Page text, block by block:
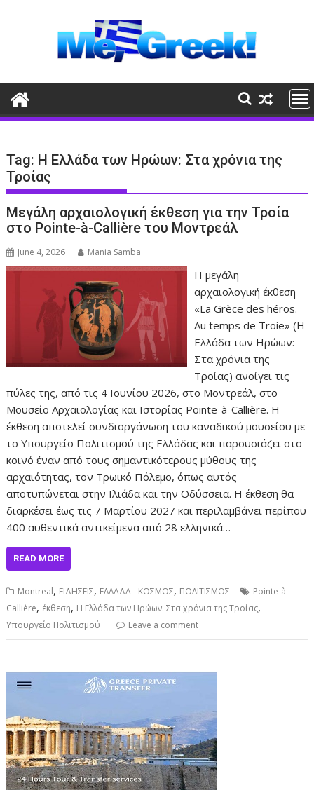
Tag: Η Ελλάδα των Ηρώων: Στα χρόνια της
Τροίας
Μεγάλη αρχαιολογική έκθεση για την Τροία
στο Pointe-à-Callière του Μοντρεάλ
June 4, 2026 Mania Samba
Η μεγάλη
αρχαιολογική έκθεση
«La Grèce des héros.
Au temps de Troie» (Η
Ελλάδα των Ηρώων:
Στα χρόνια της
Τροίας) ανοίγει τις
πύλες της, από τις 4 Ιουνίου 2026, στο Μοντρεάλ, στο
Μουσείο Αρχαιολογίας και Ιστορίας Pointe-à-Callière. Η
έκθεση αποτελεί συνδιοργάνωση του καναδικού μουσείου με
το Υπουργείο Πολιτισμού της Ελλάδας και παρουσιάζει στο
κοινό έναν από τους σημαντικότερους μύθους της
αρχαιότητας, τον Τρωικό Πόλεμο, όπως αυτός
αποτυπώνεται στην Ιλιάδα και την Οδύσσεια. Η έκθεση θα
διαρκέσει έως τις 7 Μαρτίου 2027 και περιλαμβάνει περίπου
400 αυθεντικά αντικείμενα από 28 ελληνικά…
READ MORE
Montreal, ΕΙΔΗΣΕΙΣ, ΕΛΛΑΔΑ - ΚΟΣΜΟΣ, ΠΟΛΙΤΙΣΜΟΣ
Pointe-à-
Callière, έκθεση, Η Ελλάδα των Ηρώων: Στα χρόνια της Τροίας,
Υπουργείο Πολιτισμού Leave a comment